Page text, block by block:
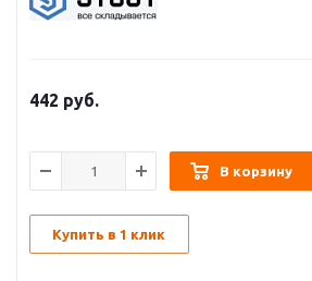
442 руб.
В корзину
Купить в 1 клик